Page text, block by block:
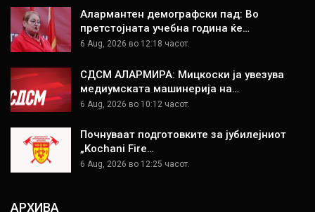
Алармантен демографски пад: Во
претстојната учебна година ќе…
6 Aug, 2026 во 12:18 часот.
СДСМ АЛАРМИРА: Мицкоски ја увезува
медиумската машинерија на…
6 Aug, 2026 во 10:12 часот.
Почнуваат подготовките за јубилејниот
„Kochani Fire…
6 Aug, 2026 во 12:25 часот.
АРХИВА